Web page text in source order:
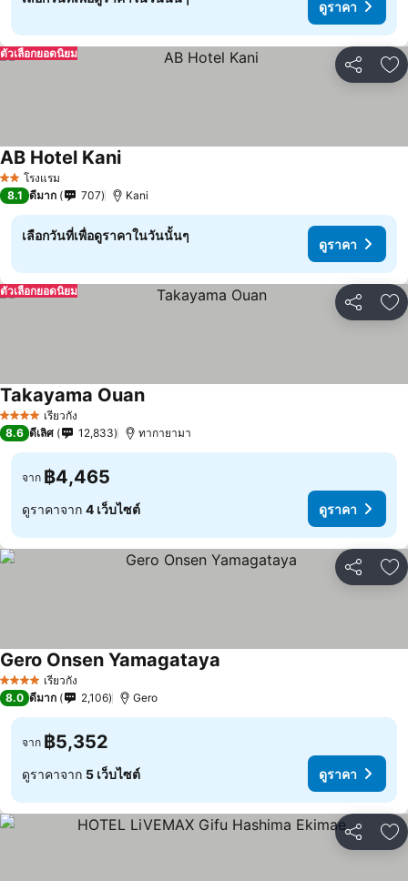
ดูราคา
แชร์ เ
ตัวเลือกยอดนิยม
2 ดาวโรงแรม
AB Hotel Kani
8.1 ดีมาก 707 Kani
เลือกวันที่เพื่อดูราคาในวันนั้นๆ
ดูราคา
แชร์ เ
ตัวเลือกยอดนิยม
4 ดาว เรียวกัง
Takayama Ouan
8.6 ดีเลิศ 12,833 ทากายามา
จาก ฿4,465
ดูราคาจาก 4 เว็บไซต์ ดูราคา
แชร์ เ
4 ดาว เรียวกัง
Gero Onsen Yamagataya
8.0 ดีมาก 2,106 Gero
จาก ฿5,352
ดูราคาจาก 5 เว็บไซต์ ดูราคา
แชร์ เ